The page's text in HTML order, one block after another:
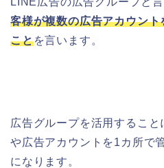
客様が複数の広告アカウン
ことを言います。
広告グループを活用するこ
や広告アカウントを1カ所で
になります。